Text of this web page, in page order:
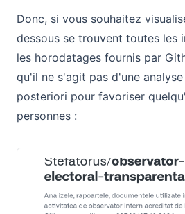
Donc, si vous souhaitez
dessous se trouvent toutes les
les horodatages fournis par
qu'il ne s'agit pas d'une
posteriori pour favoriser
personnes :